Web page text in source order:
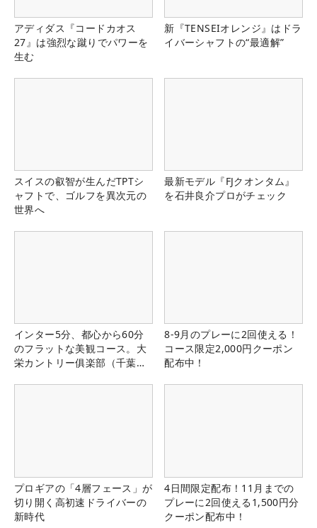
アディダス『コードカオス
27』は強烈な蹴りでパワーを
生む
新『TENSEIオレンジ』はドラ
イバーシャフトの“最適解”
スイスの叡智が生んだTPTシ
ャフトで、ゴルフを異次元の
世界へ
最新モデル『FJクオンタム』
を石井良介プロがチェック
インター5分、都心から60分
のフラットな美観コース。大
栄カントリー俱楽部（千葉
8-9月のプレーに2回使える！
コース限定2,000円クーポン
配布中！
プロギアの「4層フェース」が
切り開く高初速ドライバーの
新時代
4日間限定配布！11月までの
プレーに2回使える1,500円分
クーポン配布中！